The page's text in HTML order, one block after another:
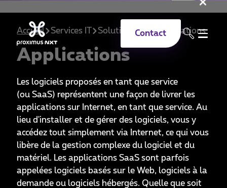
Contact
Accueil Services IT Solutions ICT Applications
Applications
Les logiciels proposés en tant que service
(ou SaaS) représentent une façon de livrer les
applications sur Internet, en tant que service. Au
lieu d'installer et de gérer des logiciels, vous y
accédez tout simplement via Internet, ce qui vous
libère de la gestion complexe du logiciel et du
matériel. Les applications SaaS sont parfois
appelées logiciels basés sur le Web, logiciels à la
demande ou logiciels hébergés. Quelle que soit